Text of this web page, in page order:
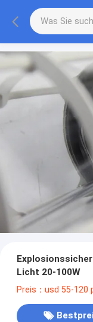
Licht 20-100W
Preis：usd 55-120